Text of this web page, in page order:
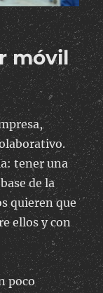
móvil
tener una
de la
quieren que
ellos y con
poco